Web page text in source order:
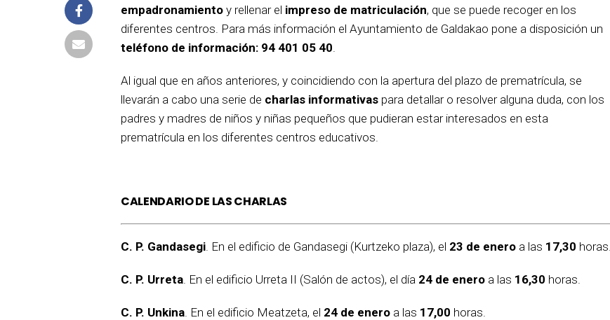
empadronamiento y rellenar el impreso de matriculación, que se puede recoger en los
diferentes centros. Para más información el Ayuntamiento de Galdakao pone a disposición un
teléfono de información: 94 401 05 40
Al igual que en años anteriores, y coincidiendo con la apertura del plazo de prematrícula, se
llevarán a cabo una serie de charlas informativas para detallar o resolver alguna duda, con los
padres y madres de niños y niñas pequeños que pudieran estar interesados en esta
prematrícula en los diferentes centros educativos.
CALENDARIO DE LAS CHARLAS
C. P. Gandasegi . En el edificio de Gandasegi (Kurtzeko plaza), el 23 de enero a las 17,30 horas.
C. P. Urreta . En el edificio Urreta II (Salón de actos), el día 24 de enero a las 16,30 horas.
C. P. Unkina . En el edificio Meatzeta, el 24 de enero a las 17,00 horas.